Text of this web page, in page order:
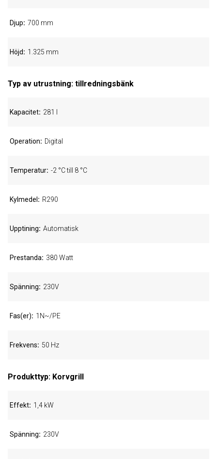
Djup 700 mm
Höjd 1.325 mm
Typ av utrustning: tillredningsbänk
Kapacitet 281 l
Operation Digital
Temperatur -2 °C till 8 °C
Kylmedel R290
Upptining Automatisk
Prestanda 380 Watt
Spänning 230V
Fas(er) 1N~/PE
Frekvens 50 Hz
Produkttyp: Korvgrill
Effekt 1,4 kW
Spänning 230V